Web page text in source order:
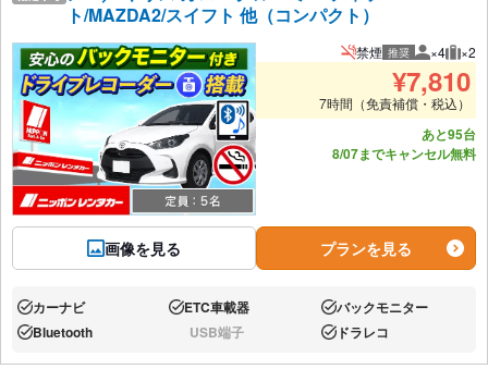
ト/MAZDA2/スイフト 他（コンパクト）
画像を見る
禁煙 推奨 推奨人数
×4 推
×2
¥7,810
7時間（免責補償・税込）
あと95台
8/07までキャンセル無料
プランを見る
あり:カーナビ あり:ETC車載器 あり:バックモニター
あり:Bluetooth なし:USB端子 あり:ドラレコ